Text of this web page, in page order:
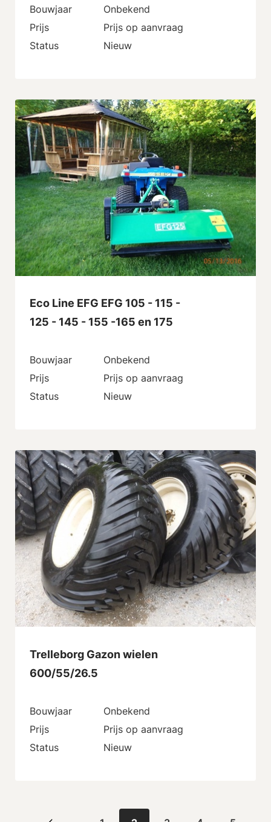
Bouwjaar
Onbekend
Prijs
Prijs op aanvraag
Status
Nieuw
Eco Line EFG EFG 105 - 115 -
125 - 145 - 155 -165 en 175
Bouwjaar
Onbekend
Prijs
Prijs op aanvraag
Status
Nieuw
Trelleborg Gazon wielen
600/55/26.5
Bouwjaar
Onbekend
Prijs
Prijs op aanvraag
Status
Nieuw